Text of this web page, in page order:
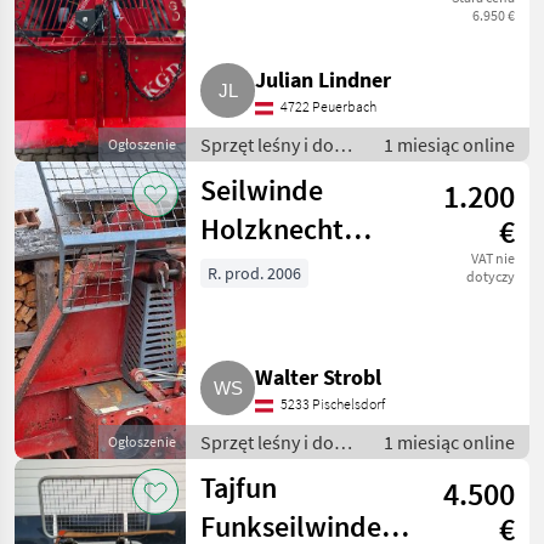
Ogłoszenie
6.950 €
Julian Lindner
4722 Peuerbach
Sprzęt leśny i do
obróbki drewna /
Wciągarki linowe
1 miesiąc online
Ogłoszenie
Seilwinde
Holzknecht
HS205B 5 t
1.200
€
VAT nie
dotyczy
R. prod. 2006
Walter Strobl
5233 Pischelsdorf
Sprzęt leśny i do
obróbki drewna /
Wciągarki linowe
1 miesiąc online
Tajfun
Funkseilwinde
4.500
€